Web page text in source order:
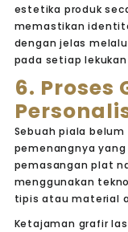
estetika produk
memastikan
dengan jelas
pada setiap
6. Proses
Sebuah piala
pemenangnya
pemasangan plat
menggunakan
tipis atau material
Ketajaman grafir